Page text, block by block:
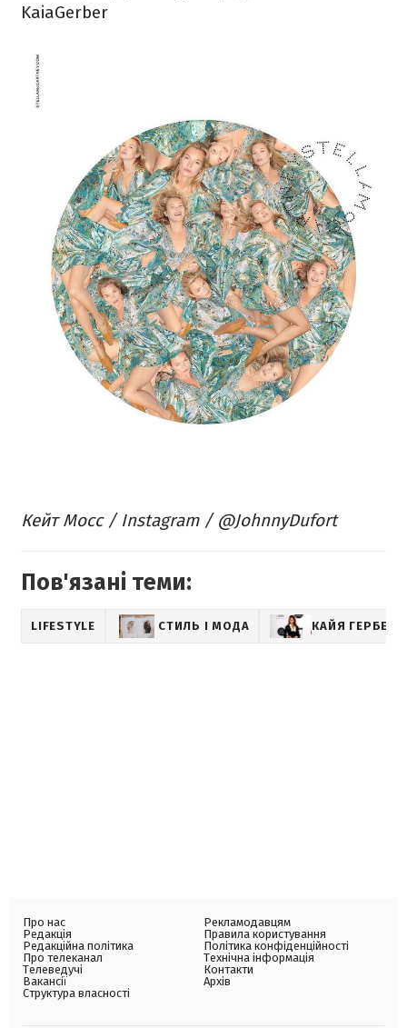
KaiaGerber
Кейт Мосс / Instagram / @JohnnyDufort
Пов'язані теми:
LIFESTYLE СТИЛЬ І МОДА КАЙЯ ГЕРБЕР
Про нас
Редакція
Редакційна політика
Про телеканал
Телеведучі
Вакансії
Структура власності
Рекламодавцям
Правила користування
Політика конфіденційності
Технічна інформація
Контакти
Архів